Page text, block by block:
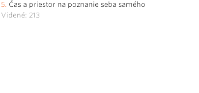
Čas a priestor na poznanie seba samého
Videné: 213